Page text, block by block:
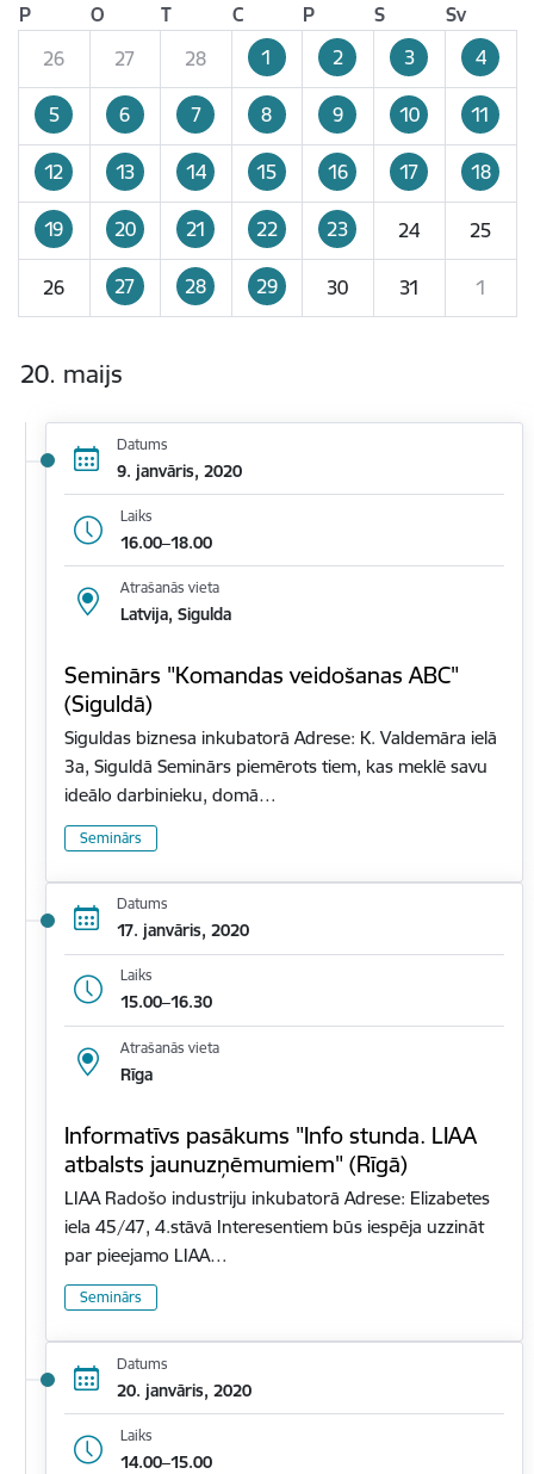
P O T C P S
Sv
26
27 28 1 2 3 4
5 6 7 8 9 10 11
12 13 14 15 16 17 18
19 20 21 22 23 24 25
26 27 28 29 30 31 1
20. maijs
Datums
9. janvāris, 2020
Laiks
16.00–18.00
Atrašanās vieta
Latvija, Sigulda
Seminārs "Komandas veidošanas ABC"
(Siguldā)
Siguldas biznesa inkubatorā Adrese: K. Valdemāra ielā
3a, Siguldā Seminārs piemērots tiem, kas meklē savu
ideālo darbinieku, domā…
Seminārs
Datums
17. janvāris, 2020
Laiks
15.00–16.30
Atrašanās vieta
Rīga
Informatīvs pasākums "Info stunda. LIAA
atbalsts jaunuzņēmumiem" (Rīgā)
LIAA Radošo industriju inkubatorā Adrese: Elizabetes
iela 45/47, 4.stāvā Interesentiem būs iespēja uzzināt
par pieejamo LIAA…
Seminārs
Datums
20. janvāris, 2020
Laiks
14.00–15.00